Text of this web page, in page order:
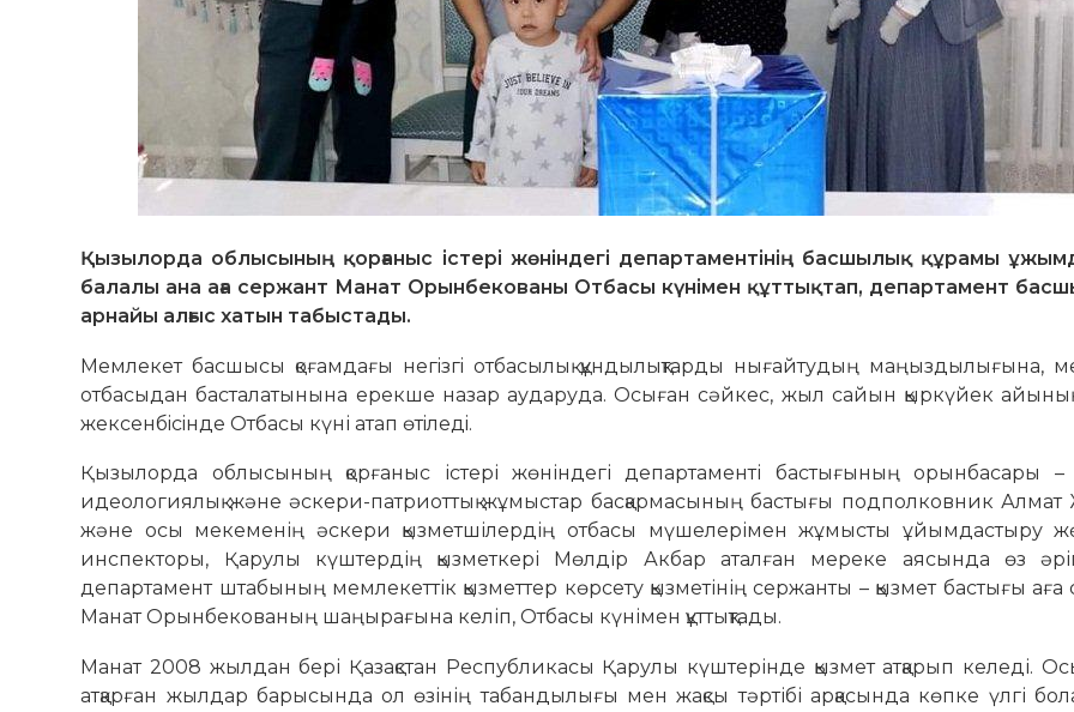
Қызылорда облысының қорғаныс істері жөніндегі департаментінің басшылық құрамы
балалы ана аға сержант Манат Орынбекованы Отбасы күнімен құттықтап, департамент
арнайы алғыс хатын табыстады.
Мемлекет басшысы қоғамдағы негiзгi отбасылық құндылықтарды нығайтудың маңыздылығына,
отбасыдан басталатынына ерекше назар аударуда. Осыған сәйкес, жыл сайын қыркүйек
жексенбiсiнде Отбасы күні атап өтiледi.
Қызылорда облысының қорғаныс істері жөніндегі департаменті бастығының орынбасары –
идеологиялық және әскери-патриоттық жұмыстар басқармасының бастығы подполковник Алмат
және осы мекеменің әскери қызметшілердің отбасы мүшелерімен жұмысты ұйымдастыру
инспекторы, Қарулы күштердің қызметкері Мөлдір Акбар аталған мереке аясында өз
департамент штабының мемлекеттік қызметтер көрсету қызметінің сержанты – қызмет бастығы аға
Манат Орынбекованың шаңырағына келіп, Отбасы күнімен құттықтады.
Манат 2008 жылдан бері Қазақстан Республикасы Қарулы күштерінде қызмет атқарып келеді.
атқарған жылдар барысында ол өзінің табандылығы мен жақсы тәртібі арқасында көпке үлгі